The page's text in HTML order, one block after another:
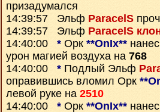
призадумался
14:39:57 Эльф ParacelS
14:39:57 Эльф ParacelS
14:40:00 * Орк **OnIx**
урон магией воздуха на 768
14:40:00 * Подлый Эльф
оправившись вломил Орк
левой руке на 2510
14:40:00 * Орк **OnIx**